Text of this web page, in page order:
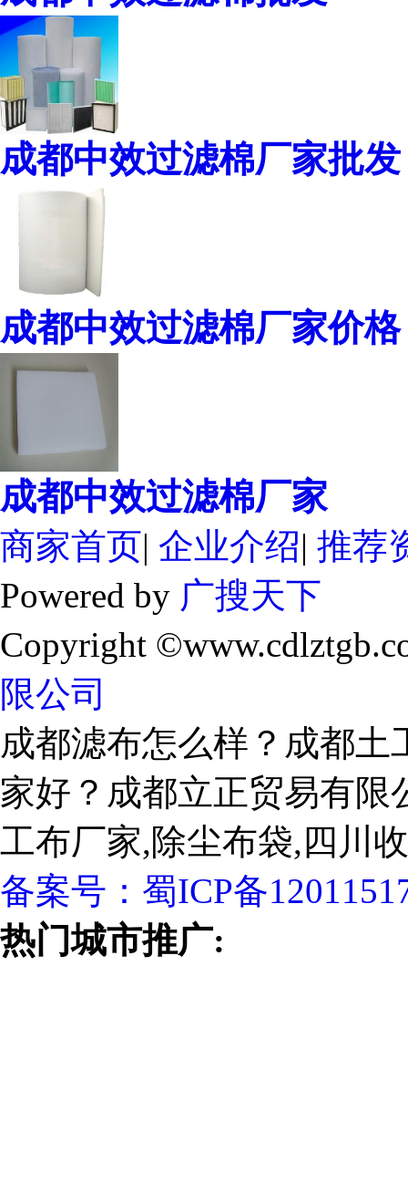
成都中效过滤棉厂家批发
成都中效过滤棉厂家价格
成都中效过滤棉厂家
商家首页| 企业介绍| 推荐
Powered by 广搜天下
Copyright
限公司
成都滤布怎么样？成都
家好？成都立正贸易有
工布厂家,除尘布袋,四川
备案号： 蜀ICP备
热门城市推广: